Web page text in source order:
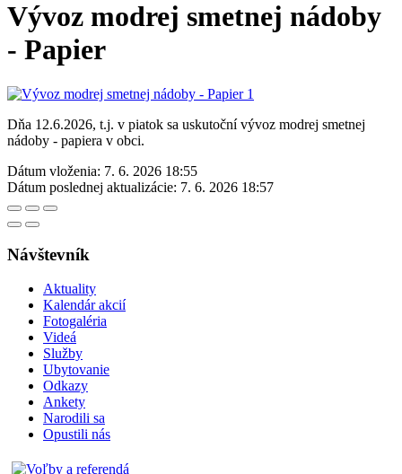
Vývoz modrej smetnej nádoby
- Papier
Dňa 12.6.2026, t.j. v piatok sa uskutoční vývoz modrej smetnej
nádoby - papiera v obci.
Dátum vloženia: 7. 6. 2026 18:55
Dátum poslednej aktualizácie: 7. 6. 2026 18:57
Návštevník
Aktuality
Kalendár akcií
Fotogaléria
Videá
Služby
Ubytovanie
Odkazy
Ankety
Narodili sa
Opustili nás